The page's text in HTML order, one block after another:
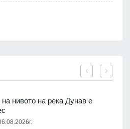
нивото на река Дунав е